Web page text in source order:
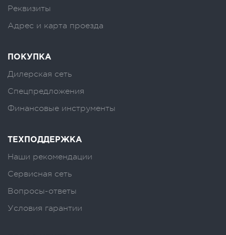
Реквизиты
Адрес и карта проезда
ПОКУПКА
Дилерская сеть
Спецпредложения
Финансовые инструменты
ТЕХПОДДЕРЖКА
Наши рекомендации
Сервисная сеть
Вопросы-ответы
Условия гарантии